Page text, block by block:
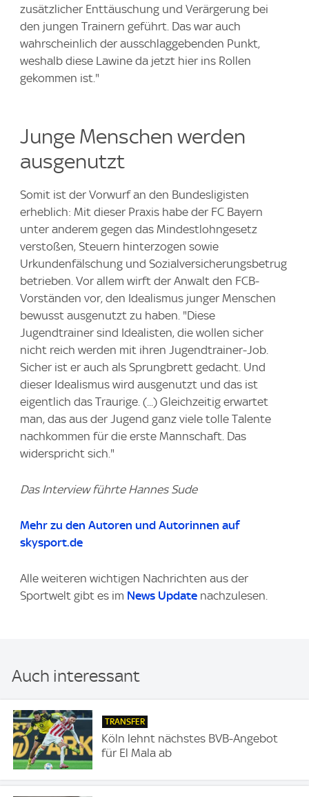
zusätzlicher Enttäuschung und Verärgerung bei
den jungen Trainern geführt. Das war auch
wahrscheinlich der ausschlaggebenden Punkt,
weshalb diese Lawine da jetzt hier ins Rollen
gekommen ist."
Junge Menschen werden
ausgenutzt
Somit ist der Vorwurf an den Bundesligisten
erheblich: Mit dieser Praxis habe der FC Bayern
unter anderem gegen das Mindestlohngesetz
verstoßen, Steuern hinterzogen sowie
Urkundenfälschung und Sozialversicherungsbetrug
betrieben. Vor allem wirft der Anwalt den FCB-
Vorständen vor, den Idealismus junger Menschen
bewusst ausgenutzt zu haben. "Diese
Jugendtrainer sind Idealisten, die wollen sicher
nicht reich werden mit ihren Jugendtrainer-Job.
Sicher ist er auch als Sprungbrett gedacht. Und
dieser Idealismus wird ausgenutzt und das ist
eigentlich das Traurige. (...) Gleichzeitig erwartet
man, das aus der Jugend ganz viele tolle Talente
nachkommen für die erste Mannschaft. Das
widerspricht sich."
Das Interview führte Hannes Sude
Mehr zu den Autoren und Autorinnen auf
skysport.de
Alle weiteren wichtigen Nachrichten aus der
Sportwelt gibt es im News Update nachzulesen.
Auch interessant
TRANSFER
Köln lehnt nächstes BVB-Angebot
für El Mala ab